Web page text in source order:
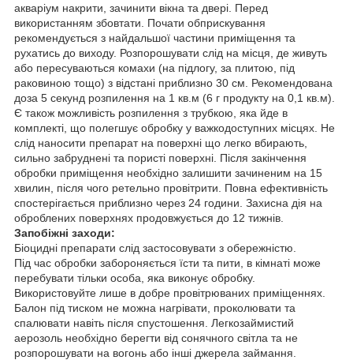
акваріум накрити, зачинити вікна та двері. Перед
використанням збовтати. Почати обприскування
рекомендується з найдальшої частини приміщення та
рухатись до виходу. Розпорошувати слід на місця, де живуть
або пересуваються комахи (на підлогу, за плитою, під
раковиною тощо) з відстані приблизно 30 см. Рекомендована
доза 5 секунд розпилення на 1 кв.м (6 г продукту на 0,1 кв.м).
Є також можливість розпилення з трубкою, яка йде в
комплекті, що полегшує обробку у важкодоступних місцях. Не
слід наносити препарат на поверхні що легко вбирають,
сильно забруднені та пористі поверхні. Після закінчення
обробки приміщення необхідно залишити зачиненим на 15
хвилин, після чого ретельно провітрити. Повна ефективність
спостерігається приблизно через 24 години. Захисна дія на
оброблених поверхнях продовжується до 12 тижнів.
Запобіжні заходи:
Біоцидні препарати слід застосовувати з обережністю.
Під час обробки забороняється їсти та пити, в кімнаті може
перебувати тільки особа, яка виконує обробку.
Використовуйте лише в добре провітрюваних приміщеннях.
Балон під тиском не можна нагрівати, проколювати та
спалювати навіть після спустошення. Легкозаймистий
аерозоль необхідно берегти від сонячного світла та не
розпорошувати на вогонь або інші джерела займання.